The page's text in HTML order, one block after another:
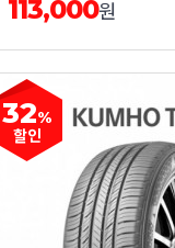
113,000원
32%
할인